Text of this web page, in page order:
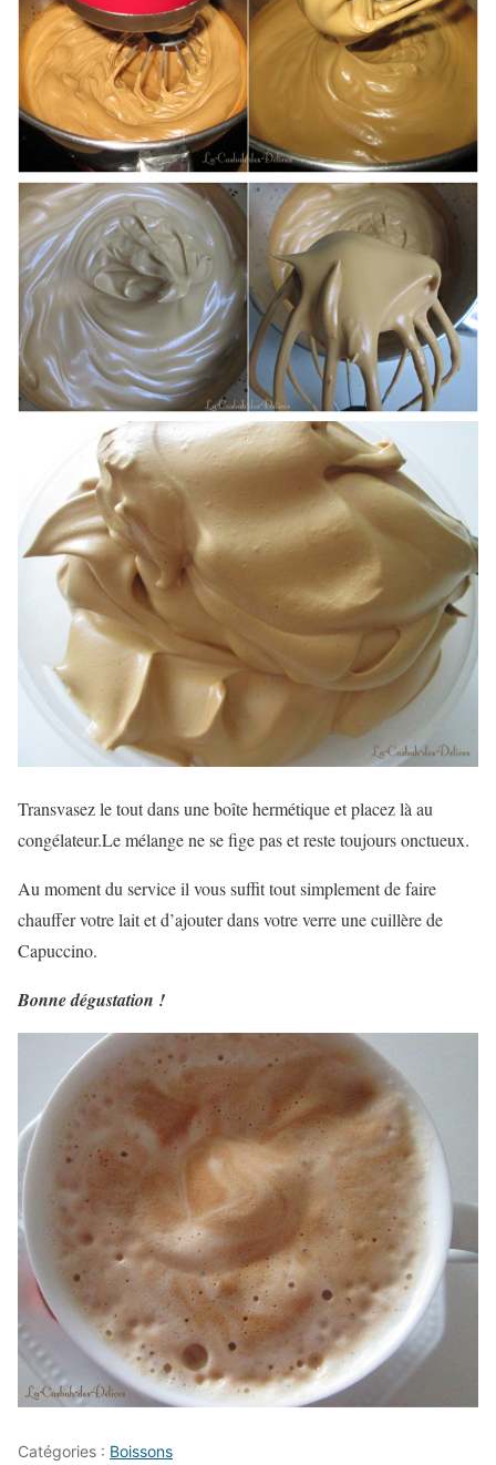
Transvasez le tout dans une boîte hermétique et placez là au
congélateur.Le mélange ne se fige pas et reste toujours onctueux.
Au moment du service il vous suffit tout simplement de faire
chauffer votre lait et d’ajouter dans votre verre une cuillère de
Capuccino.
Bonne dégustation !
Catégories : Boissons